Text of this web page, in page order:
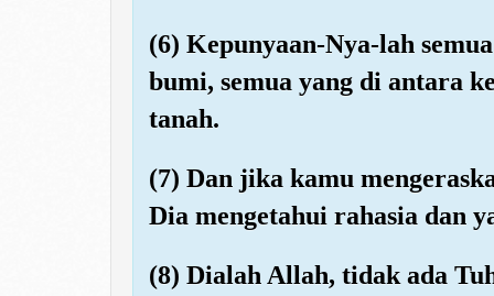
(6) Kepunyaan-Nya-lah
bumi, semua yang di antara
tanah.
(7) Dan jika kamu
Dia mengetahui rahasia dan
(8) Dialah Allah, tidak ada